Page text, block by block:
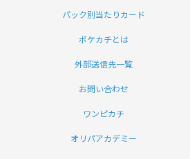
パック別当たりカード
ポケカチとは
外部送信先一覧
お問い合わせ
ワンピカチ
オリパアカデミー